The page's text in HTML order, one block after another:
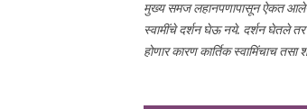
मुख्य समज लहानपणापासून ऐकत आलेय
स्वामींचे दर्शन घेऊ नये. दर्शन घेतले तर
होणार कारण कार्तिक स्वामिंचाच तसा